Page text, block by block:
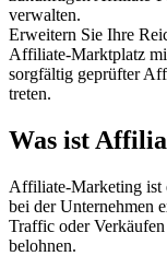
verwalten.
Erweitern Sie Ihre
Affiliate-Marktplatz
sorgfältig geprüfter
treten.
Was ist
Affiliate-Marketing ist
bei der Unternehmen
Traffic oder
belohnen.